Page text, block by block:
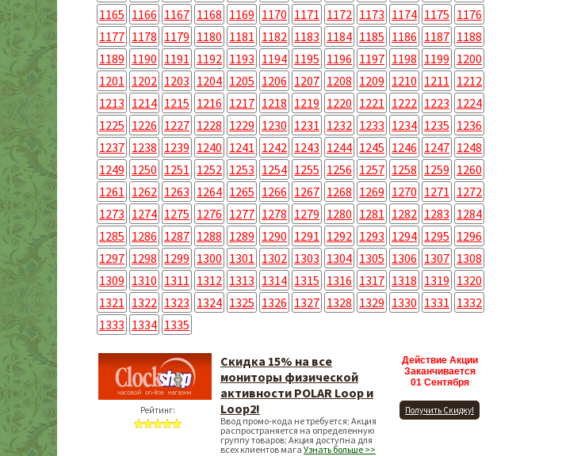
1165 1166 1167 1168 1169 1170 1171 1172 1173 1174 1175 1176
1177 1178 1179 1180 1181 1182 1183 1184 1185 1186 1187 1188
1189 1190 1191 1192 1193 1194 1195 1196 1197 1198 1199 1200
1201 1202 1203 1204 1205 1206 1207 1208 1209 1210 1211 1212
1213 1214 1215 1216 1217 1218 1219 1220 1221 1222 1223 1224
1225 1226 1227 1228 1229 1230 1231 1232 1233 1234 1235 1236
1237 1238 1239 1240 1241 1242 1243 1244 1245 1246 1247 1248
1249 1250 1251 1252 1253 1254 1255 1256 1257 1258 1259 1260
1261 1262 1263 1264 1265 1266 1267 1268 1269 1270 1271 1272
1273 1274 1275 1276 1277 1278 1279 1280 1281 1282 1283 1284
1285 1286 1287 1288 1289 1290 1291 1292 1293 1294 1295 1296
1297 1298 1299 1300 1301 1302 1303 1304 1305 1306 1307 1308
1309 1310 1311 1312 1313 1314 1315 1316 1317 1318 1319 1320
1321 1322 1323 1324 1325 1326 1327 1328 1329 1330 1331 1332
1333 1334 1335
Рейтинг:
Скидка 15% на все
мониторы физической
активности POLAR Loop и
Loop2!
Ввод промо-кода не требуется; Акция
распространяется на определенную
группу товаров; Акция доступна для
всех клиентов мага Узнать больше >>
Действие Акции
Заканчивается
01 Сентября
Получить Скидку!